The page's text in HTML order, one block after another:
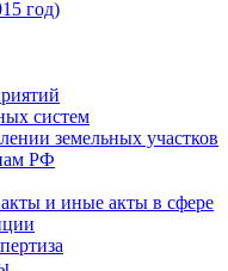
год)
систем
земельных участков
РФ
и иные акты в сфере